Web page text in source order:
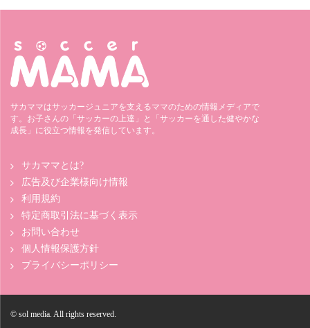
サカママはサッカージュニアを支えるママのための情報メディアで
す。お子さんの「サッカーの上達」と「サッカーを通した健やかな
成長」に役立つ情報を発信しています。
サカママとは?
広告及び企業様向け情報
利用規約
特定商取引法に基づく表示
お問い合わせ
個人情報保護方針
プライバシーポリシー
© sol media. All rights reserved.